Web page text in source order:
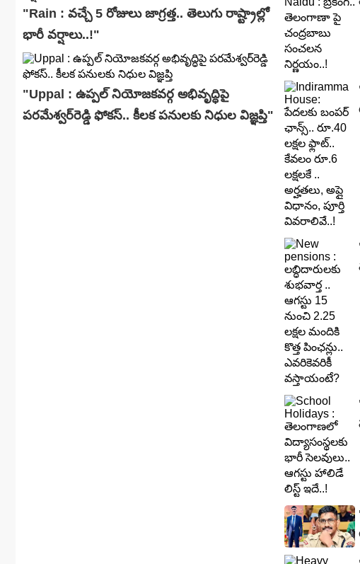
"Rain : వచ్చే 5 రోజులు జాగ్రత్త.. తెలుగు రాష్ట్రాల్లో
భారీ వ‌ర్షాలు..!"
"Uppal : ఉప్పల్ నియోజకవర్గ అభివృద్ధిపై
పరమేశ్వర్‌రెడ్డి ఫోకస్.. కీలక పనులకు నిధుల విజ్ఞప్తి"